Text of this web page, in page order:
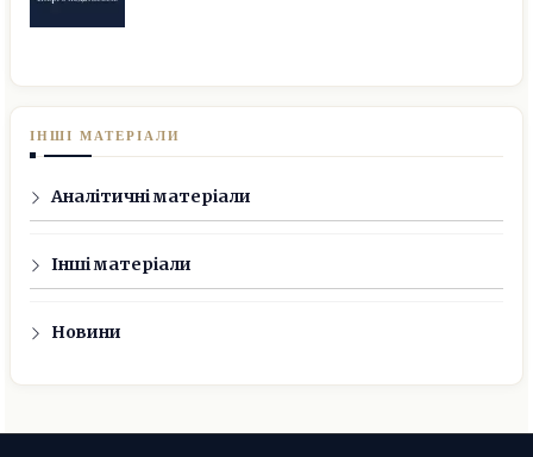
ІНШІ МАТЕРІАЛИ
Аналітичні матеріали
Інші матеріали
Новини